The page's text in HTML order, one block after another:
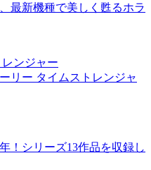
最新機種で美しく甦るホラ
ンジャー
リー タイムストレンジャ
！シリーズ13作品を収録し